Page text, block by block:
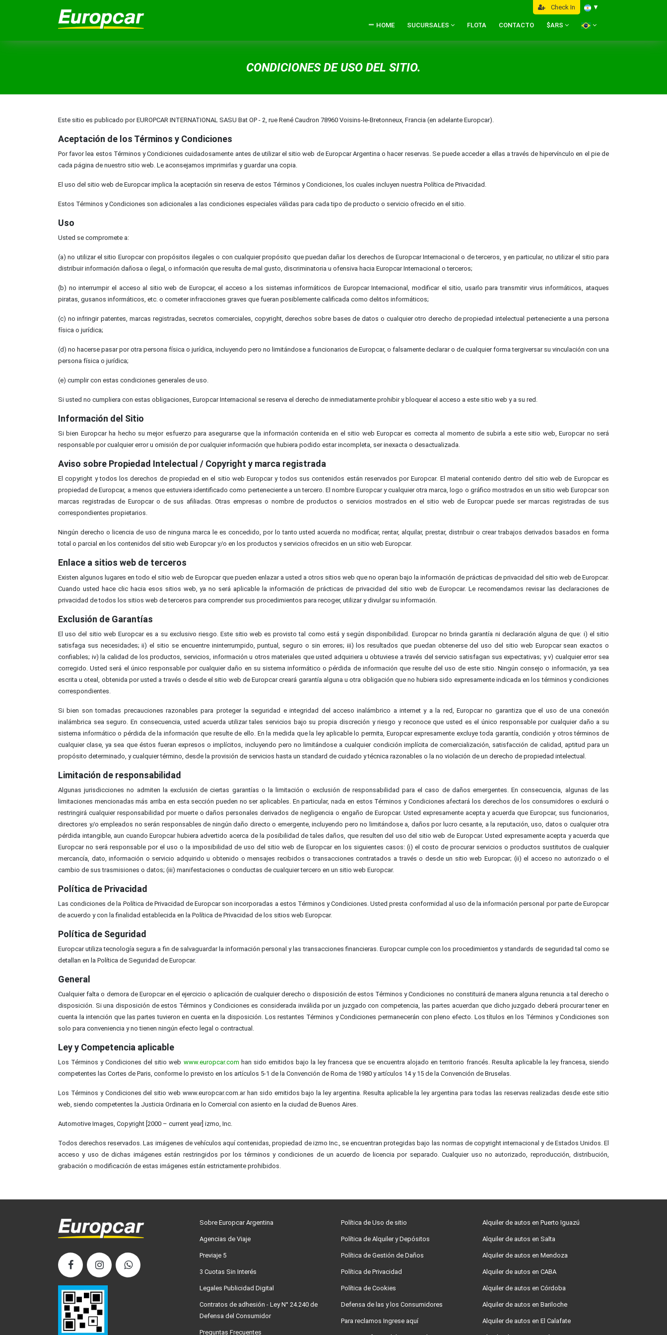
Check In ▼
HOME SUCURSALES FLOTA CONTACTO $ARS
CONDICIONES DE USO DEL SITIO.
Este sitio es publicado por EUROPCAR INTERNATIONAL SASU Bat OP - 2, rue René Caudron 78960 Voisins-le-Bretonneux, Francia (en adelante Europcar).
Aceptación de los Términos y Condiciones
Por favor lea estos Términos y Condiciones cuidadosamente antes de utilizar el sitio web de Europcar Argentina o hacer reservas. Se puede acceder a ellas a través de hipervínculo en el pie de
cada página de nuestro sitio web. Le aconsejamos imprimirlas y guardar una copia.
El uso del sitio web de Europcar implica la aceptación sin reserva de estos Términos y Condiciones, los cuales incluyen nuestra Política de Privacidad.
Estos Términos y Condiciones son adicionales a las condiciones especiales válidas para cada tipo de producto o servicio ofrecido en el sitio.
Uso
Usted se compromete a:
(a) no utilizar el sitio Europcar con propósitos ilegales o con cualquier propósito que puedan dañar los derechos de Europcar Internacional o de terceros, y en particular, no utilizar el sitio para
distribuir información dañosa o ilegal, o información que resulta de mal gusto, discriminatoria u ofensiva hacia Europcar Internacional o terceros;
(b) no interrumpir el acceso al sitio web de Europcar, el acceso a los sistemas informáticos de Europcar Internacional, modificar el sitio, usarlo para transmitir virus informáticos, ataques
piratas, gusanos informáticos, etc. o cometer infracciones graves que fueran posiblemente calificada como delitos informáticos;
(c) no infringir patentes, marcas registradas, secretos comerciales, copyright, derechos sobre bases de datos o cualquier otro derecho de propiedad intelectual perteneciente a una persona
física o jurídica;
(d) no hacerse pasar por otra persona física o jurídica, incluyendo pero no limitándose a funcionarios de Europcar, o falsamente declarar o de cualquier forma tergiversar su vinculación con una
persona física o jurídica;
(e) cumplir con estas condiciones generales de uso.
Si usted no cumpliera con estas obligaciones, Europcar Internacional se reserva el derecho de inmediatamente prohibir y bloquear el acceso a este sitio web y a su red.
Información del Sitio
Si bien Europcar ha hecho su mejor esfuerzo para asegurarse que la información contenida en el sitio web Europcar es correcta al momento de subirla a este sitio web, Europcar no será
responsable por cualquier error u omisión de por cualquier información que hubiera podido estar incompleta, ser inexacta o desactualizada.
Aviso sobre Propiedad Intelectual / Copyright y marca registrada
El copyright y todos los derechos de propiedad en el sitio web Europcar y todos sus contenidos están reservados por Europcar. El material contenido dentro del sitio web de Europcar es
propiedad de Europcar, a menos que estuviera identificado como perteneciente a un tercero. El nombre Europcar y cualquier otra marca, logo o gráfico mostrados en un sitio web Europcar son
marcas registradas de Europcar o de sus afiliadas. Otras empresas o nombre de productos o servicios mostrados en el sitio web de Europcar puede ser marcas registradas de sus
correspondientes propietarios.
Ningún derecho o licencia de uso de ninguna marca le es concedido, por lo tanto usted acuerda no modificar, rentar, alquilar, prestar, distribuir o crear trabajos derivados basados en forma
total o parcial en los contenidos del sitio web Europcar y/o en los productos y servicios ofrecidos en un sitio web Europcar.
Enlace a sitios web de terceros
Existen algunos lugares en todo el sitio web de Europcar que pueden enlazar a usted a otros sitios web que no operan bajo la información de prácticas de privacidad del sitio web de Europcar.
Cuando usted hace clic hacia esos sitios web, ya no será aplicable la información de prácticas de privacidad del sitio web de Europcar. Le recomendamos revisar las declaraciones de
privacidad de todos los sitios web de terceros para comprender sus procedimientos para recoger, utilizar y divulgar su información.
Exclusión de Garantías
El uso del sitio web Europcar es a su exclusivo riesgo. Este sitio web es provisto tal como está y según disponibilidad. Europcar no brinda garantía ni declaración alguna de que: i) el sitio
satisfaga sus necesidades; ii) el sitio se encuentre ininterrumpido, puntual, seguro o sin errores; iii) los resultados que puedan obtenerse del uso del sitio web Europcar sean exactos o
confiables; iv) la calidad de los productos, servicios, información u otros materiales que usted adquiriera u obtuviese a través del servicio satisfagan sus expectativas; y v) cualquier error sea
corregido. Usted será el único responsable por cualquier daño en su sistema informático o pérdida de información que resulte del uso de este sitio. Ningún consejo o información, ya sea
escrita u oteal, obtenida por usted a través o desde el sitio web de Europcar creará garantía alguna u otra obligación que no hubiera sido expresamente indicada en los términos y condiciones
correspondientes.
Si bien son tomadas precauciones razonables para proteger la seguridad e integridad del acceso inalámbrico a internet y a la red, Europcar no garantiza que el uso de una conexión
inalámbrica sea seguro. En consecuencia, usted acuerda utilizar tales servicios bajo su propia discreción y riesgo y reconoce que usted es el único responsable por cualquier daño a su
sistema informático o pérdida de la información que resulte de ello. En la medida que la ley aplicable lo permita, Europcar expresamente excluye toda garantía, condición y otros términos de
cualquier clase, ya sea que éstos fueran expresos o implícitos, incluyendo pero no limitándose a cualquier condición implícita de comercialización, satisfacción de calidad, aptitud para un
propósito determinado, y cualquier término, desde la provisión de servicios hasta un standard de cuidado y técnica razonables o la no violación de un derecho de propiedad intelectual.
Limitación de responsabilidad
Algunas jurisdicciones no admiten la exclusión de ciertas garantías o la limitación o exclusión de responsabilidad para el caso de daños emergentes. En consecuencia, algunas de las
limitaciones mencionadas más arriba en esta sección pueden no ser aplicables. En particular, nada en estos Términos y Condiciones afectará los derechos de los consumidores o excluirá o
restringirá cualquier responsabilidad por muerte o daños personales derivados de negligencia o engaño de Europcar. Usted expresamente acepta y acuerda que Europcar, sus funcionarios,
directores y/o empleados no serán responsables de ningún daño directo o emergente, incluyendo pero no limitándose a, daños por lucro cesante, a la reputación, uso, datos o cualquier otra
pérdida intangible, aun cuando Europcar hubiera advertido acerca de la posibilidad de tales daños, que resulten del uso del sitio web de Europcar. Usted expresamente acepta y acuerda que
Europcar no será responsable por el uso o la imposibilidad de uso del sitio web de Europcar en los siguientes casos: (i) el costo de procurar servicios o productos sustitutos de cualquier
mercancía, dato, información o servicio adquirido u obtenido o mensajes recibidos o transacciones contratados a través o desde un sitio web Europcar; (ii) el acceso no autorizado o el
cambio de sus trasmisiones o datos; (iii) manifestaciones o conductas de cualquier tercero en un sitio web Europcar.
Política de Privacidad
Las condiciones de la Política de Privacidad de Europcar son incorporadas a estos Términos y Condiciones. Usted presta conformidad al uso de la información personal por parte de Europcar
de acuerdo y con la finalidad establecida en la Política de Privacidad de los sitios web Europcar.
Política de Seguridad
Europcar utiliza tecnología segura a fin de salvaguardar la información personal y las transacciones financieras. Europcar cumple con los procedimientos y standards de seguridad tal como se
detallan en la Política de Seguridad de Europcar.
General
Cualquier falta o demora de Europcar en el ejercicio o aplicación de cualquier derecho o disposición de estos Términos y Condiciones no constituirá de manera alguna renuncia a tal derecho o
disposición. Si una disposición de estos Términos y Condiciones es considerada inválida por un juzgado con competencia, las partes acuerdan que dicho juzgado deberá procurar tener en
cuenta la intención que las partes tuvieron en cuenta en la disposición. Los restantes Términos y Condiciones permanecerán con pleno efecto. Los títulos en los Términos y Condiciones son
solo para conveniencia y no tienen ningún efecto legal o contractual.
Ley y Competencia aplicable
Los Términos y Condiciones del sitio web www.europcar.com han sido emitidos bajo la ley francesa que se encuentra alojado en territorio francés. Resulta aplicable la ley francesa, siendo
competentes las Cortes de Paris, conforme lo previsto en los artículos 5-1 de la Convención de Roma de 1980 y artículos 14 y 15 de la Convención de Bruselas.
Los Términos y Condiciones del sitio web www.europcar.com.ar han sido emitidos bajo la ley argentina. Resulta aplicable la ley argentina para todas las reservas realizadas desde este sitio
web, siendo competentes la Justicia Ordinaria en lo Comercial con asiento en la ciudad de Buenos Aires.
Automotive Images, Copyright [2000 – current year] izmo, Inc.
Todos derechos reservados. Las imágenes de vehículos aquí contenidas, propiedad de izmo Inc., se encuentran protegidas bajo las normas de copyright internacional y de Estados Unidos. El
acceso y uso de dichas imágenes están restringidos por los términos y condiciones de un acuerdo de licencia por separado. Cualquier uso no autorizado, reproducción, distribución,
grabación o modificación de estas imágenes están estrictamente prohibidos.
Sobre Europcar Argentina
Agencias de Viaje
Previaje 5
3 Cuotas Sin Interés
Legales Publicidad Digital
Contratos de adhesión - Ley N° 24.240 de
Defensa del Consumidor
Preguntas Frecuentes
Política de Uso de sitio
Política de Alquiler y Depósitos
Política de Gestión de Daños
Política de Privacidad
Política de Cookies
Defensa de las y los Consumidores
Para reclamos Ingrese aquí
Alquiler de autos en Puerto Iguazú
Alquiler de autos en Salta
Alquiler de autos en Mendoza
Alquiler de autos en CABA
Alquiler de autos en Córdoba
Alquiler de autos en Bariloche
Alquiler de autos en El Calafate